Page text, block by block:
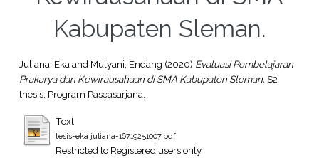
Kabupaten Sleman.
Juliana, Ekaand Mulyani, Endang (2020) Evaluasi Pembelajaran
Prakarya dan Kewirausahaan di SMA Kabupaten Sleman. S2
thesis, Program Pascasarjana.
Text
tesis-eka juliana-16719251007.pdf
Restricted to Registered users only